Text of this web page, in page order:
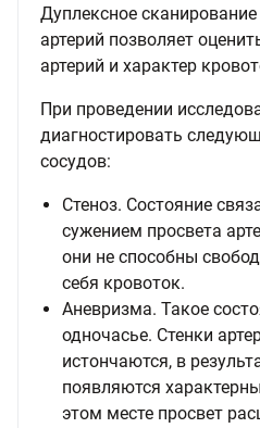
Дуплексное
артерий позволяет
артерий и характер
При проведении
диагностировать
сосудов:
Стеноз. Состояние
сужением просвета
они не способны
себя кровоток.
Аневризма. Такое
одночасье. Стенки
истончаются, в
появляются
этом месте просвет